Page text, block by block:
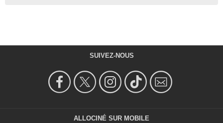
SUIVEZ-NOUS
ALLOCINÉ SUR MOBILE